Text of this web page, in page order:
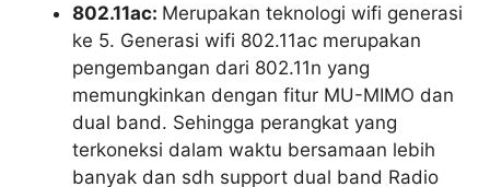
802.11ac: Merupakan teknologi wifi generasi
ke 5. Generasi wifi 802.11ac merupakan
pengembangan dari 802.11n yang
memungkinkan dengan fitur MU-MIMO dan
dual band. Sehingga perangkat yang
terkoneksi dalam waktu bersamaan lebih
banyak dan sdh support dual band Radio